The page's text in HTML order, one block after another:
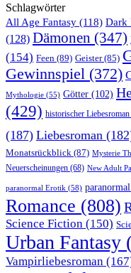
Schlagwörter
All Age Fantasy (118) Dark
(128) Dämonen (347)
(154) Feen (89) Geister(85)
Gewinnspiel (372)
Mythologie (55) Götter (102)
(429) historischer Liebesroman
(187) Liebesroman
Monatsrückblick (87) Mysterie
Neuerscheinungen (68) New Adult
paranormal Erotik (58)
Romance (808)
Science Fiction (150)
Urban Fantasy
Vampirliebesroman